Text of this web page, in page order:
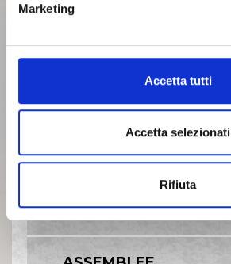
Marketing
Accetta tutti
Accetta selezionati
Rifiuta
INTERMEDIE
ARCHIVIO 2006
ARCHIVIO 2007
ARCHIVIO 2008